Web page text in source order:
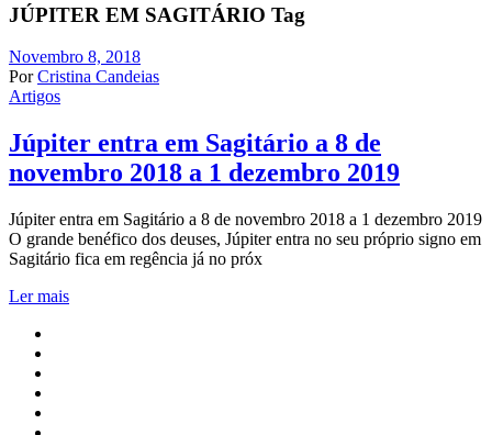
JÚPITER EM SAGITÁRIO Tag
Novembro 8, 2018
Por Cristina Candeias
Artigos
Júpiter entra em Sagitário a 8 de
novembro 2018 a 1 dezembro 2019
Júpiter entra em Sagitário a 8 de novembro 2018 a 1 dezembro 2019
O grande benéfico dos deuses, Júpiter entra no seu próprio signo em
Sagitário fica em regência já no próx
Ler mais